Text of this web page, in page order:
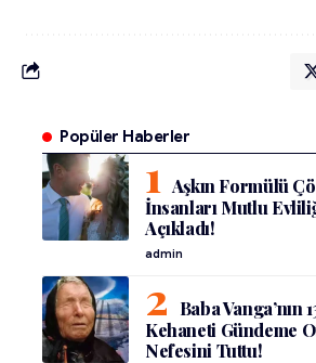
Popüler Haberler
Aşkın Formülü
İnsanları Mutlu
Açıkladı!
admin
Baba Vanga’nın
Kehaneti Gündeme
Nefesini Tuttu!